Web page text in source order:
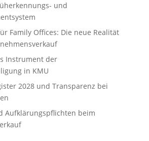
und
Family Offices: Die neue Realität
Instrument der
in KMU
2028 und Transparenz bei
Aufklärungspflichten beim